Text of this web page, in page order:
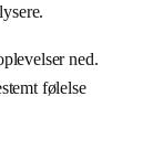
ned.
følelse